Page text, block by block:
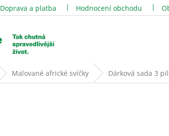
Doprava a platba Hodnocení obchodu
Malované africké svíčky Dárková sada 3